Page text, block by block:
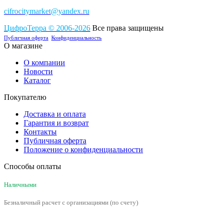
cifrocitymarket@yandex.ru
ЦифроТерра © 2006-2026 Все права защищены
Публичная оферта Конфиденциальность
О магазине
О компании
Новости
Каталог
Покупателю
Доставка и оплата
Гарантия и возврат
Контакты
Публичная оферта
Положение о конфиденциальности
Способы оплаты
Наличными
Безналичный расчет с организациями (по счету)